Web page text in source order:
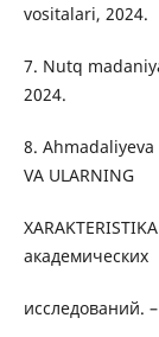
vositalari, 2024.
7. Nutq
2024.
8. Ahmadaliyeva
VA ULARNING
академических
исследований.